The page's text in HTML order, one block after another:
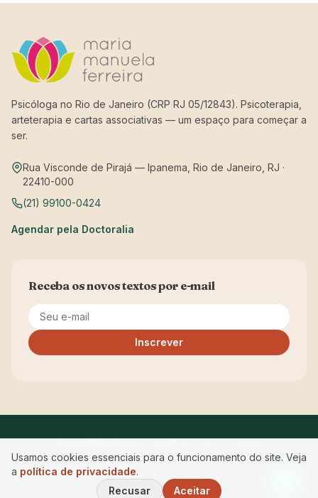
Psicóloga no Rio de Janeiro (CRP RJ 05/12843). Psicoterapia,
arteterapia e cartas associativas — um espaço para começar a
ser.
Rua Visconde de Pirajá — Ipanema, Rio de Janeiro, RJ ·
22410-000
(21) 99100-0424
Agendar pela Doctoralia
Receba os novos textos por e-mail
Seu e-mail
Inscrever
PrivacidadeAcessibilidade
© 2026 Maria Manuela Ferreira · CRP RJ 05/12843 — Começar
Usamos cookies essenciais para o funcionamento do site. Veja
a política de privacidade.
Recusar
Aceitar